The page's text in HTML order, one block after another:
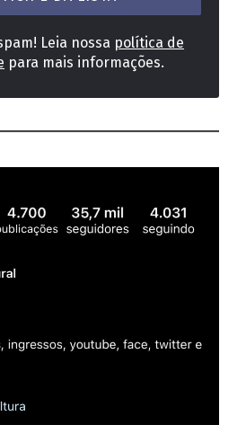
Leia nossa política de
para mais informações.